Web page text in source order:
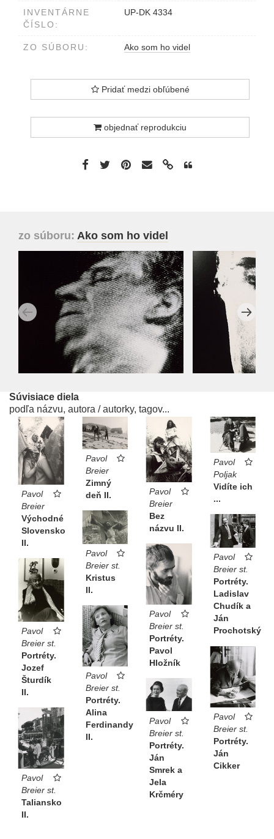
INVENTÁRNE
ČÍSLO:
UP-DK 4334
ZO SÚBORU: Ako som ho videl
Pridať medzi obľúbené
objednať reprodukciu
zo súboru: Ako som ho videl
Súvisiace diela
podľa názvu, autora / autorky, tagov...
Pavol
Breier
Východné
Slovensko
II.
Pavol
Breier
Zimný
deň II.
Pavol
Breier
Bez
názvu II.
Pavol
Poljak
Vidíte ich
...
Pavol
Breier st.
Kristus
II.
Pavol
Breier st.
Portréty.
Ladislav
Chudík a
Ján
Prochotský
Pavol
Breier st.
Portréty.
Pavol
Hložník
Pavol
Breier st.
Portréty.
Jozef
Šturdík
II.
Pavol
Breier st.
Portréty.
Alina
Ferdinandy
II.
Pavol
Breier st.
Portréty.
Ján
Cikker
Pavol
Breier st.
Portréty.
Ján
Smrek a
Jela
Krčméry
Pavol
Breier st.
Taliansko
II.